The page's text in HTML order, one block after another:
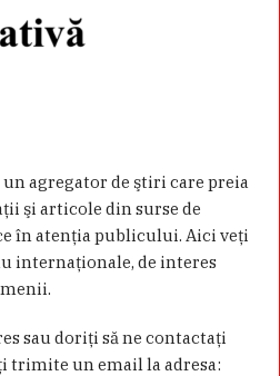
agregator de ştiri care preia
şi articole din surse de
în atenţia publicului. Aici veţi
internaţionale, de interes
sau doriţi să ne contactaţi
trimite un email la adresa: